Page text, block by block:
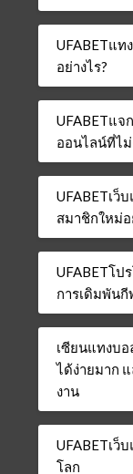
UFABETแท
อย่างไร?
UFABETแจ
ออนไลน์ที่ไ
UFABETเว็
สมาชิกใหม่อ
UFABETโป
การเดิมพัน
เซียนแทงบอ
ได้ง่ายมาก
งาน
UFABETเว็
โลก